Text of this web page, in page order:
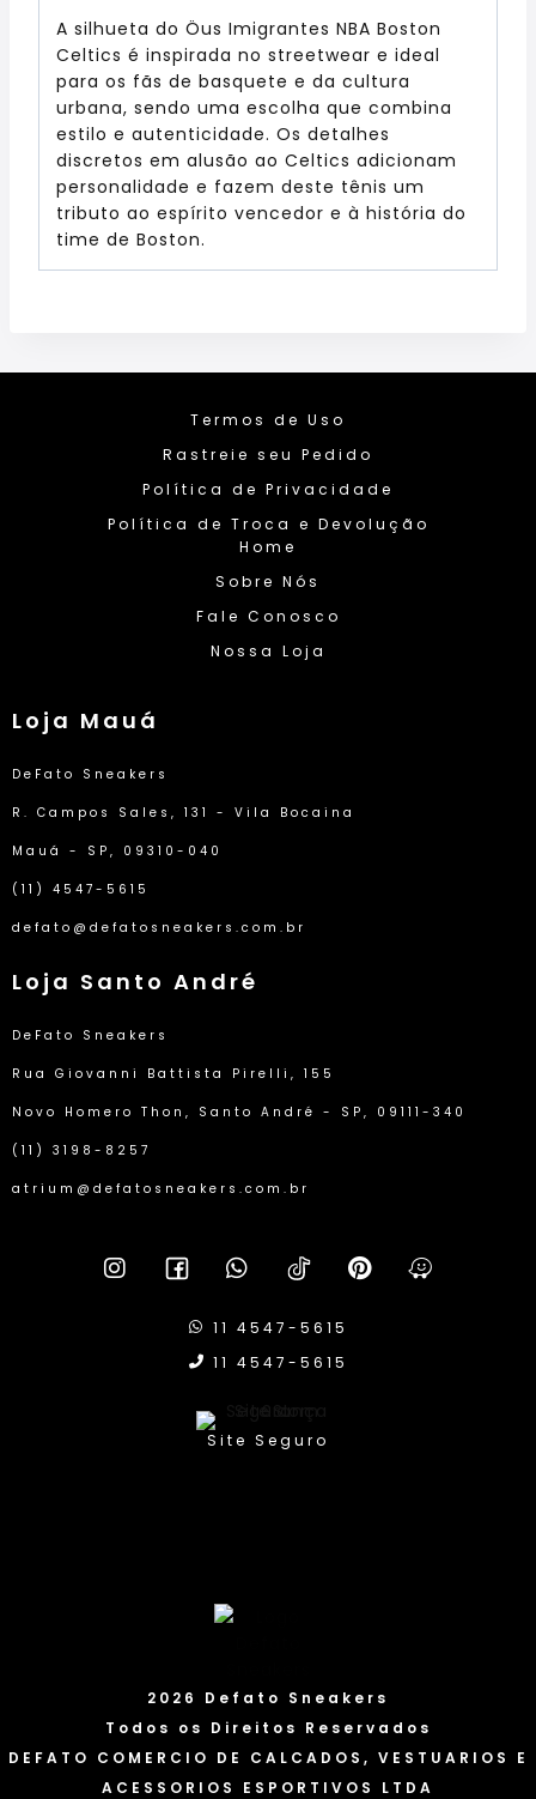
A silhueta do Öus Imigrantes NBA Boston
Celtics é inspirada no streetwear e ideal
para os fãs de basquete e da cultura
urbana, sendo uma escolha que combina
estilo e autenticidade. Os detalhes
discretos em alusão ao Celtics adicionam
personalidade e fazem deste tênis um
tributo ao espírito vencedor e à história do
time de Boston.
Termos de Uso
Rastreie seu Pedido
Política de Privacidade
Política de Troca e Devolução
Home
Sobre Nós
Fale Conosco
Nossa Loja
Loja Mauá
DeFato Sneakers
R. Campos Sales, 131 - Vila Bocaina
Mauá - SP, 09310-040
(11) 4547-5615
defato@defatosneakers.com.br
Loja Santo André
DeFato Sneakers
Rua Giovanni Battista Pirelli, 155
Novo Homero Thon, Santo André - SP, 09111-340
(11) 3198-8257
atrium@defatosneakers.com.br
11 4547-5615
11 4547-5615
Site Seguro
2026 Defato Sneakers
Todos os Direitos Reservados
DEFATO COMERCIO DE CALCADOS, VESTUARIOS E
ACESSORIOS ESPORTIVOS LTDA